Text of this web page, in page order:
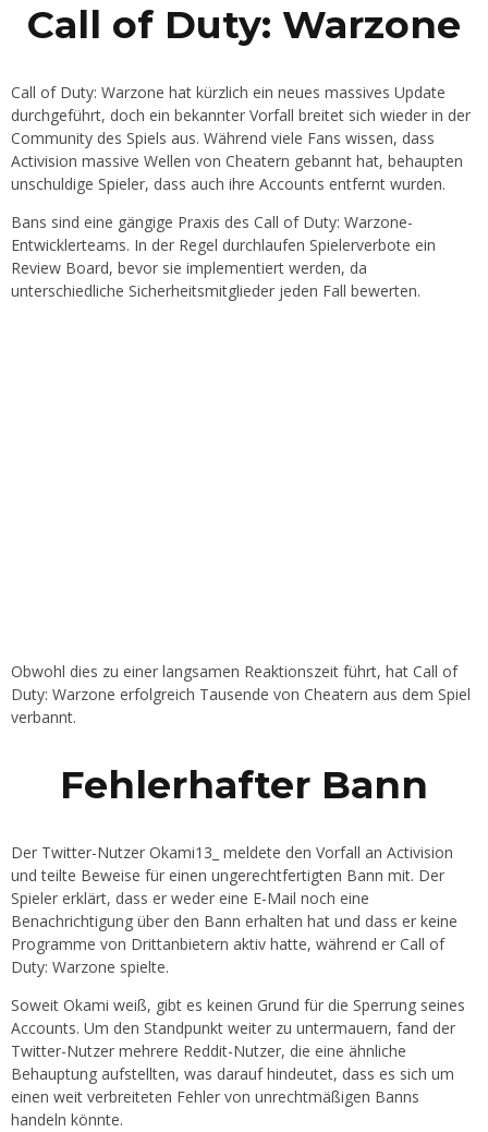
Call of Duty: Warzone
Call of Duty: Warzone hat kürzlich ein neues massives Update
durchgeführt, doch ein bekannter Vorfall breitet sich wieder in der
Community des Spiels aus. Während viele Fans wissen, dass
Activision massive Wellen von Cheatern gebannt hat, behaupten
unschuldige Spieler, dass auch ihre Accounts entfernt wurden.
Bans sind eine gängige Praxis des Call of Duty: Warzone-
Entwicklerteams. In der Regel durchlaufen Spielerverbote ein
Review Board, bevor sie implementiert werden, da
unterschiedliche Sicherheitsmitglieder jeden Fall bewerten.
Obwohl dies zu einer langsamen Reaktionszeit führt, hat Call of
Duty: Warzone erfolgreich Tausende von Cheatern aus dem Spiel
verbannt.
Fehlerhafter Bann
Der Twitter-Nutzer Okami13_ meldete den Vorfall an Activision
und teilte Beweise für einen ungerechtfertigten Bann mit. Der
Spieler erklärt, dass er weder eine E-Mail noch eine
Benachrichtigung über den Bann erhalten hat und dass er keine
Programme von Drittanbietern aktiv hatte, während er Call of
Duty: Warzone spielte.
Soweit Okami weiß, gibt es keinen Grund für die Sperrung seines
Accounts. Um den Standpunkt weiter zu untermauern, fand der
Twitter-Nutzer mehrere Reddit-Nutzer, die eine ähnliche
Behauptung aufstellten, was darauf hindeutet, dass es sich um
einen weit verbreiteten Fehler von unrechtmäßigen Banns
handeln könnte.